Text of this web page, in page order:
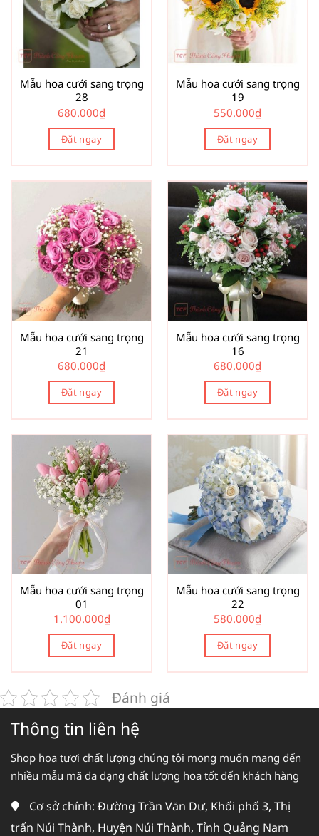
Mẫu hoa cưới sang trọng
28
680.000₫
Đặt ngay
Mẫu hoa cưới sang trọng
19
550.000₫
Đặt ngay
Mẫu hoa cưới sang trọng
21
680.000₫
Đặt ngay
Mẫu hoa cưới sang trọng
16
680.000₫
Đặt ngay
Mẫu hoa cưới sang trọng
01
1.100.000₫
Đặt ngay
Mẫu hoa cưới sang trọng
22
580.000₫
Đặt ngay
Đánh giá
Thông tin liên hệ
Shop hoa tươi chất lượng chúng tôi mong muốn mang đến
nhiều mẫu mã đa dạng chất lượng hoa tốt đến khách hàng
Cơ sở chính: Đường Trần Văn Dư, Khối phố 3, Thị
trấn Núi Thành, Huyện Núi Thành, Tỉnh Quảng Nam